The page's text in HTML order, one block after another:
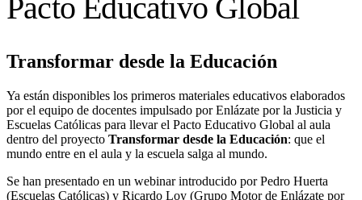
Pacto Educativo Global
Transformar desde la Educación
Ya están disponibles los primeros materiales educativos elaborados
por el equipo de docentes impulsado por Enlázate por la Justicia y
Escuelas Católicas para llevar el Pacto Educativo Global al aula
dentro del proyecto Transformar desde la Educación: que el
mundo entre en el aula y la escuela salga al mundo.
Se han presentado en un webinar introducido por Pedro Huerta
(Escuelas Católicas) y Ricardo Loy (Grupo Motor de Enlázate por